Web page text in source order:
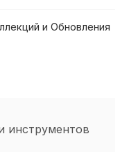
и Обновления
инструментов